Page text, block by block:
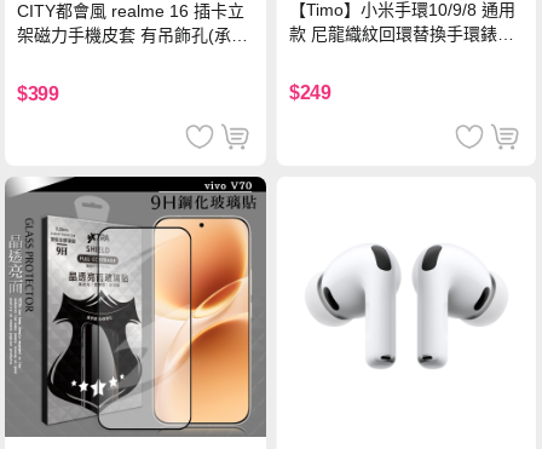
CITY都會風 realme 16 插卡立
架磁力手機皮套 有吊飾孔(承諾
$399
【Timo】小米手環10/9/8 通用
款 尼龍織紋回環替換手環錶帶-
$249